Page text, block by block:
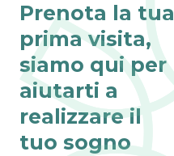
Prenota la tua
prima visita,
siamo qui per
aiutarti a
realizzare il
tuo sogno